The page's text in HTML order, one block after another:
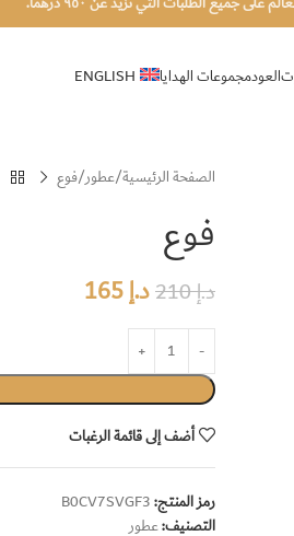
العودمجموعات الهدايا ENGLISH
الصفحة الرئيسية عطور فوع
فوع
د.إ210 د.إ165
أضف إلى قائمة الرغبات
رمز المنتج:B0CV7SVGF3
التصنيف:عطور